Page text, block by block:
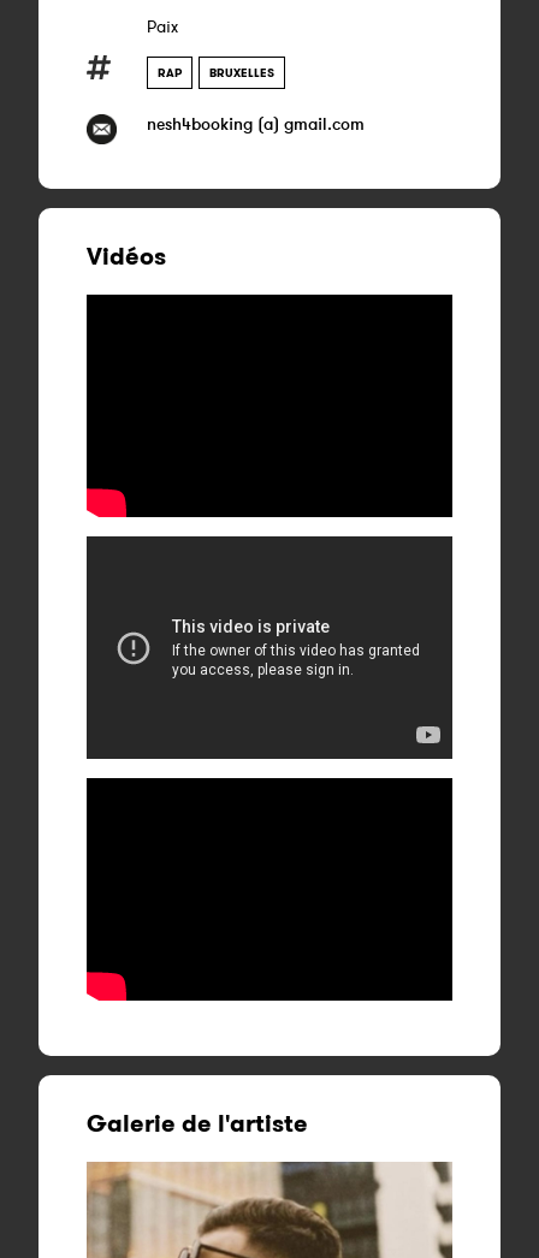
Paix
RAP BRUXELLES
nesh4booking (a) gmail.com
Vidéos
Galerie de l'artiste